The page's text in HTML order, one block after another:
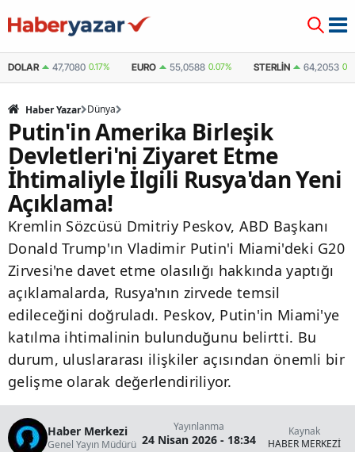
DOLAR 47,7080 0.17% EURO 55,0588 0.07% STERLIN 64,2053
Haber Yazar Dünya
Putin'in Amerika Birleşik
Devletleri'ni Ziyaret Etme
İhtimaliyle İlgili Rusya'dan Yeni
Açıklama!
Kremlin Sözcüsü Dmitriy Peskov, ABD Başkanı
Donald Trump'ın Vladimir Putin'i Miami'deki G20
Zirvesi'ne davet etme olasılığı hakkında yaptığı
açıklamalarda, Rusya'nın zirvede temsil
edileceğini doğruladı. Peskov, Putin'in Miami'ye
katılma ihtimalinin bulunduğunu belirtti. Bu
durum, uluslararası ilişkiler açısından önemli bir
gelişme olarak değerlendiriliyor.
Haber Merkezi
Genel Yayın Müdürü
Yayınlanma
24 Nisan 2026 - 18:34
Kaynak
HABER MERKEZİ